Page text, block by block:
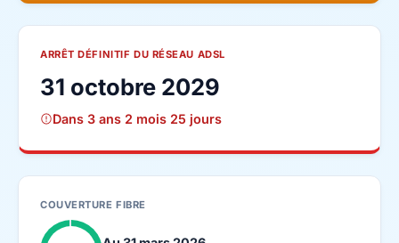
ARRÊT DÉFINITIF DU RÉSEAU ADSL
31 octobre 2029
Dans 3 ans 2 mois 25 jours
COUVERTURE FIBRE